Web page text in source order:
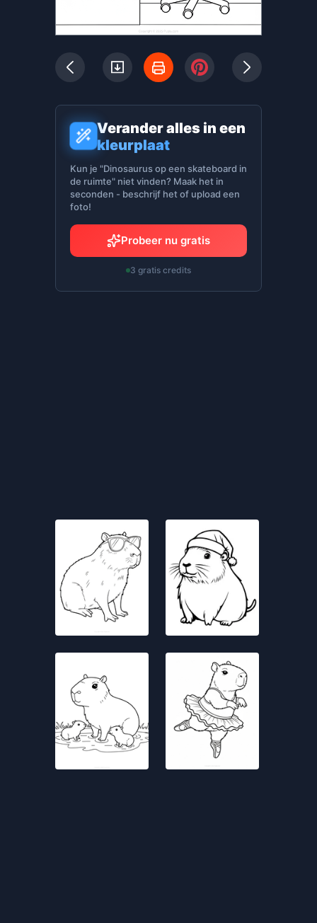
Verander alles in een
kleurplaat
Kun je "Dinosaurus op een skateboard in
de ruimte" niet vinden? Maak het in
seconden - beschrijf het of upload een
foto!
Probeer nu gratis
3 gratis credits